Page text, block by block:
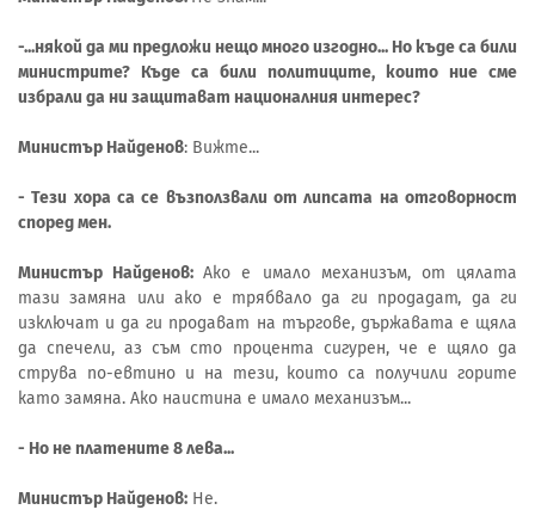
-...някой да ми предложи нещо много изгодно... Но къде са били
министрите? Къде са били политиците, които ние сме
избрали да ни защитават националния интерес?
Министър Найденов: Вижте...
- Тези хора са се възползвали от липсата на отговорност
според мен.
Министър Найденов:Ако е имало механизъм, от цялата
тази замяна или ако е трябвало да ги продадат, да ги
изключат и да ги продават на търгове, държавата е щяла
да спечели, аз съм сто процента сигурен, че е щяло да
струва по-евтино и на тези, които са получили горите
като замяна. Ако наистина е имало механизъм...
- Но не платените 8 лева...
Министър Найденов: Не.